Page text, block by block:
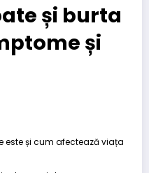
și burta
și
este și cum afectează viața